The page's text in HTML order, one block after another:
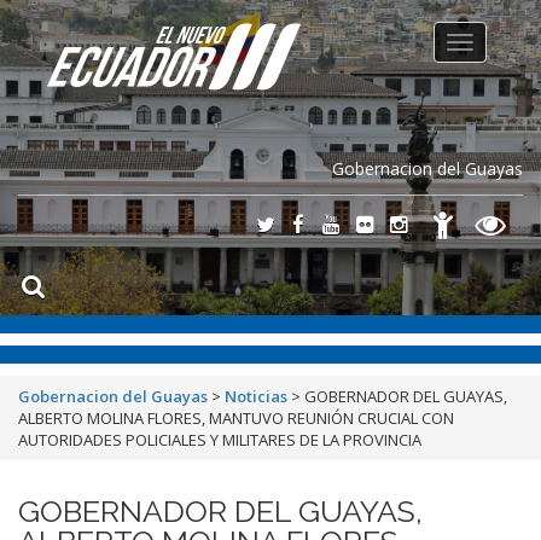
Gobernacion del Guayas
Toggle
navigation
Gobernacion del Guayas > Noticias > GOBERNADOR DEL GUAYAS,
ALBERTO MOLINA FLORES, MANTUVO REUNIÓN CRUCIAL CON
AUTORIDADES POLICIALES Y MILITARES DE LA PROVINCIA
GOBERNADOR DEL GUAYAS,